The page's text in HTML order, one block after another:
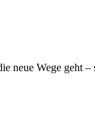
neue Wege